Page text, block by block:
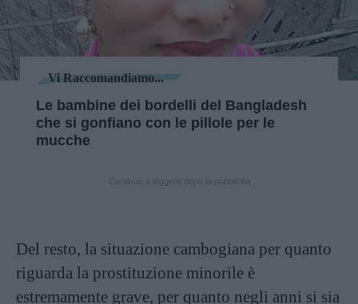
Vi Raccomandiamo...
Le bambine dei bordelli del Bangladesh
che si gonfiano con le pillole per le
mucche
Del resto, la situazione cambogiana per quanto
riguarda la prostituzione minorile è
estremamente grave, per quanto negli anni si sia